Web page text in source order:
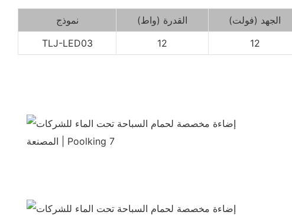
نموذج القدرة (واط) الجهد (فولت)
TLJ-LED03
12 12